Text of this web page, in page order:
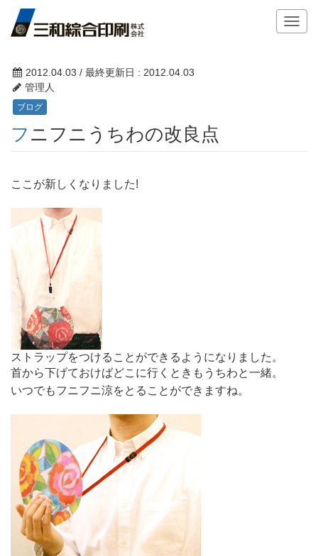
T
2012.04.03 / 最終更新日 : 2012.04.03
管理人
ブログ
フニフニうちわの改良点
ここが新しくなりました!
ストラップをつけることができるようになりました。
首から下げておけばどこに行くときもうちわと一緒。
いつでもフニフニ涼をとることができますね。